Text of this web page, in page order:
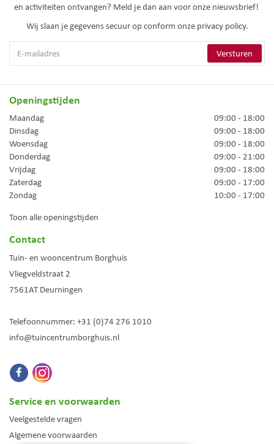
en activiteiten ontvangen? Meld je dan aan voor onze nieuwsbrief!
Wij slaan je gegevens secuur op conform onze privacy policy.
Openingstijden
Maandag
09:00 - 18:00
Dinsdag
09:00 - 18:00
Woensdag
09:00 - 18:00
Donderdag
09:00 - 21:00
Vrijdag
09:00 - 18:00
Zaterdag
09:00 - 17:00
Zondag
10:00 - 17:00
Toon alle openingstijden
Contact
Tuin- en wooncentrum Borghuis
Vliegveldstraat 2
7561AT Deurningen
Telefoonnummer: +31 (0)74 276 1010
info@tuincentrumborghuis.nl
Service en voorwaarden
Veelgestelde vragen
Algemene voorwaarden